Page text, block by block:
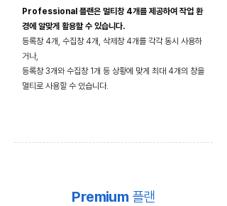
Professional 플랜은 멀티창 4개를 제공하여 작업 환
경에 알맞게 활용할 수 있습니다.
등록창 4개, 수집창 4개, 삭제창 4개를 각각 동시 사용하
거나,
등록창 3개와 수집창 1개 등 상황에 맞게 최대 4개의 창을
멀티로 사용할 수 있습니다.
Premium 플랜